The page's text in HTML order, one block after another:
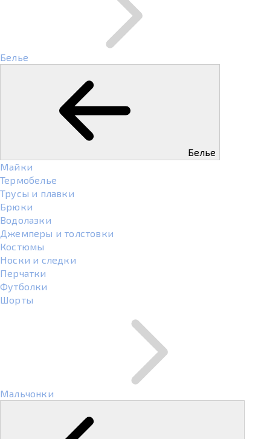
Белье
Белье
Майки
Термобелье
Трусы и плавки
Брюки
Водолазки
Джемперы и толстовки
Костюмы
Носки и следки
Перчатки
Футболки
Шорты
Мальчонки